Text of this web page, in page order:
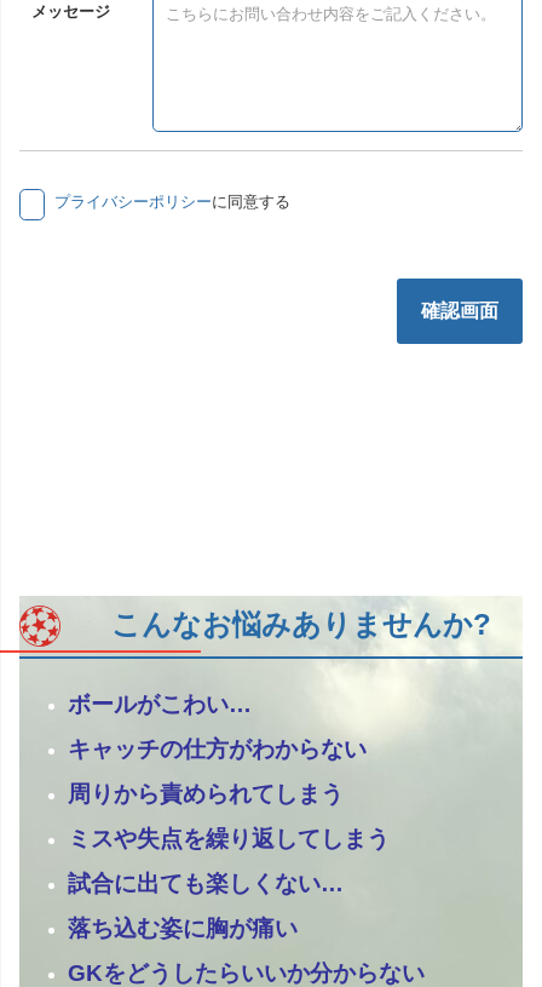
メッセージ
プライバシーポリシーに同意する
確認画面
こんなお悩みありませんか?
ボールがこわい…
キャッチの仕方がわからない
周りから責められてしまう
ミスや失点を繰り返してしまう
試合に出ても楽しくない…
落ち込む姿に胸が痛い
GKをどうしたらいいか分からない